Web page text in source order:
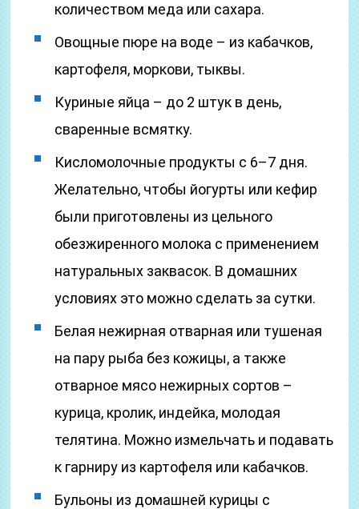
количеством меда или сахара.
Овощные пюре на воде – из кабачков,
картофеля, моркови, тыквы.
Куриные яйца – до 2 штук в день,
сваренные всмятку.
Кисломолочные продукты с 6–7 дня.
Желательно, чтобы йогурты или кефир
были приготовлены из цельного
обезжиренного молока с применением
натуральных заквасок. В домашних
условиях это можно сделать за сутки.
Белая нежирная отварная или тушеная
на пару рыба без кожицы, а также
отварное мясо нежирных сортов –
курица, кролик, индейка, молодая
телятина. Можно измельчать и подавать
к гарниру из картофеля или кабачков.
Бульоны из домашней курицы с